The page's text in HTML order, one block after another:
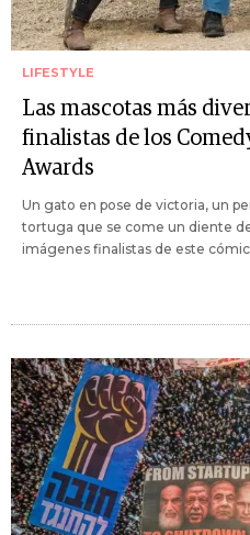
LIFESTYLE
Las mascotas más
finalistas de los
Awards
Un gato en pose de victoria, un
tortuga que se come un diente
imágenes finalistas de este